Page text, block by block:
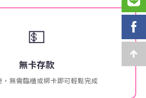
💵
無卡存款
，無需臨櫃或綁卡即可輕鬆完成